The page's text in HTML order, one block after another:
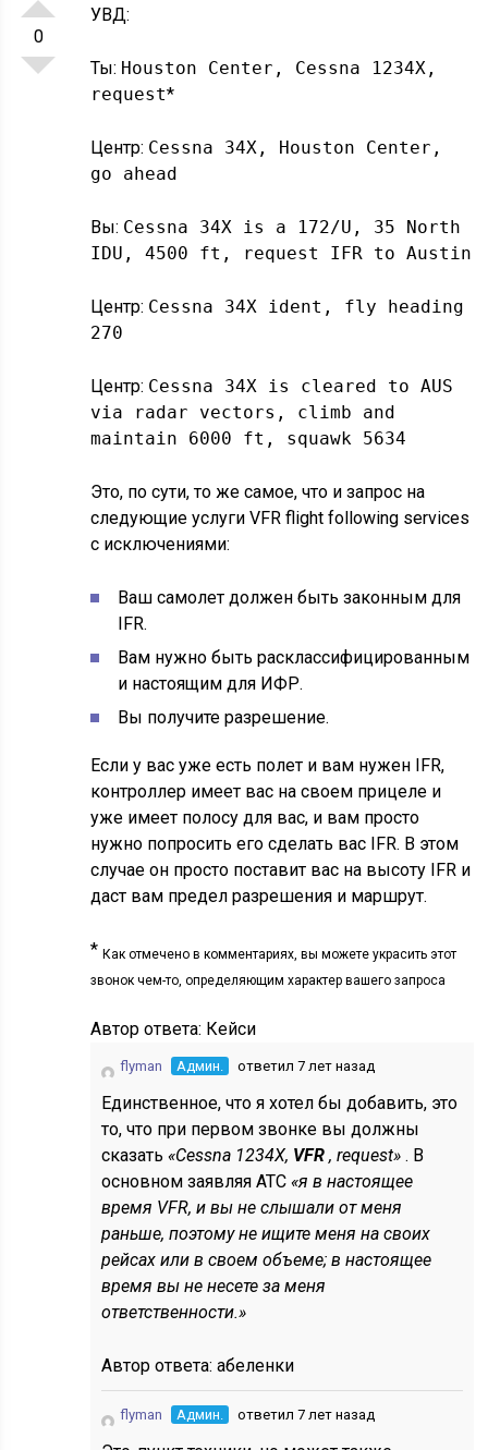
0
УВД:
Ты: Houston Center, Cessna 1234X,
request*
Центр: Cessna 34X, Houston Center,
go ahead
Вы: Cessna 34X is a 172/U, 35 North
IDU, 4500 ft, request IFR to Austin
Центр: Cessna 34X ident, fly heading
270
Центр: Cessna 34X is cleared to AUS
via radar vectors, climb and
maintain 6000 ft, squawk 5634
Это, по сути, то же самое, что и запрос на
следующие услуги VFR flight following services
с исключениями:
Ваш самолет должен быть законным для
IFR.
Вам нужно быть расклассифицированным
и настоящим для ИФР.
Вы получите разрешение.
Если у вас уже есть полет и вам нужен IFR,
контроллер имеет вас на своем прицеле и
уже имеет полосу для вас, и вам просто
нужно попросить его сделать вас IFR. В этом
случае он просто поставит вас на высоту IFR и
даст вам предел разрешения и маршрут.
*Как отмечено в комментариях, вы можете украсить этот
звонок чем-то, определяющим характер вашего запроса
Автор ответа: Кейси
flyman Админ. ответил 7 лет назад
Единственное, что я хотел бы добавить, это
то, что при первом звонке вы должны
сказать«Cessna 1234X, VFR, request». В
основном заявляя ATC«я в настоящее
время VFR, и вы не слышали от меня
раньше, поэтому не ищите меня на своих
рейсах или в своем объеме; в настоящее
время вы не несете за меня
ответственности.»
Автор ответа:абеленки
flyman Админ. ответил 7 лет назад